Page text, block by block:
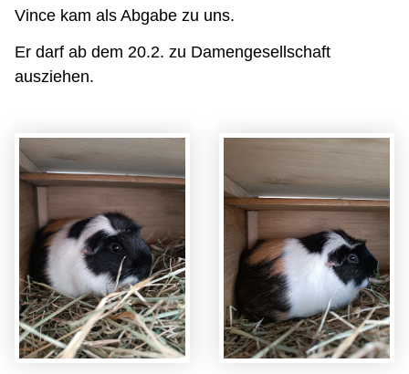
Vince kam als Abgabe zu uns.
Er darf ab dem 20.2. zu Damengesellschaft
ausziehen.